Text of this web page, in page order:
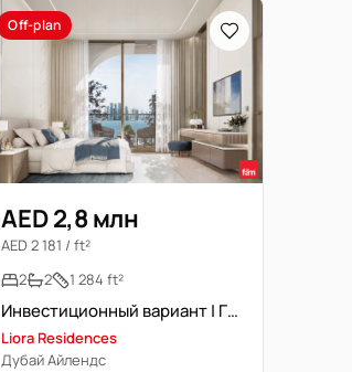
Off-plan
AED 2,8 млн
AED 2 181 / ft²
2
2 1 284 ft²
Инвестиционный вариант | Гибкая рассрочка | Dubai Islands
Liora Residences
Дубай Айлендс